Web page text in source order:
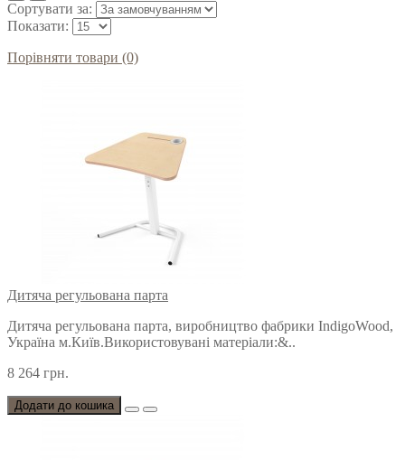
Сортувати за:
Показати:
Порівняти товари (0)
Дитяча регульована парта
Дитяча регульована парта, виробництво фабрики IndigoWood,
Україна м.Київ.Використовувані матеріали:&..
8 264 грн.
Додати до кошика